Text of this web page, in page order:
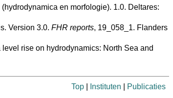
en morfologie). 1.0. Deltares:
Version 3.0. FHR reports, 19_058_1. Flanders
rise on hydrodynamics: North Sea and
Top Instituten
Publicaties